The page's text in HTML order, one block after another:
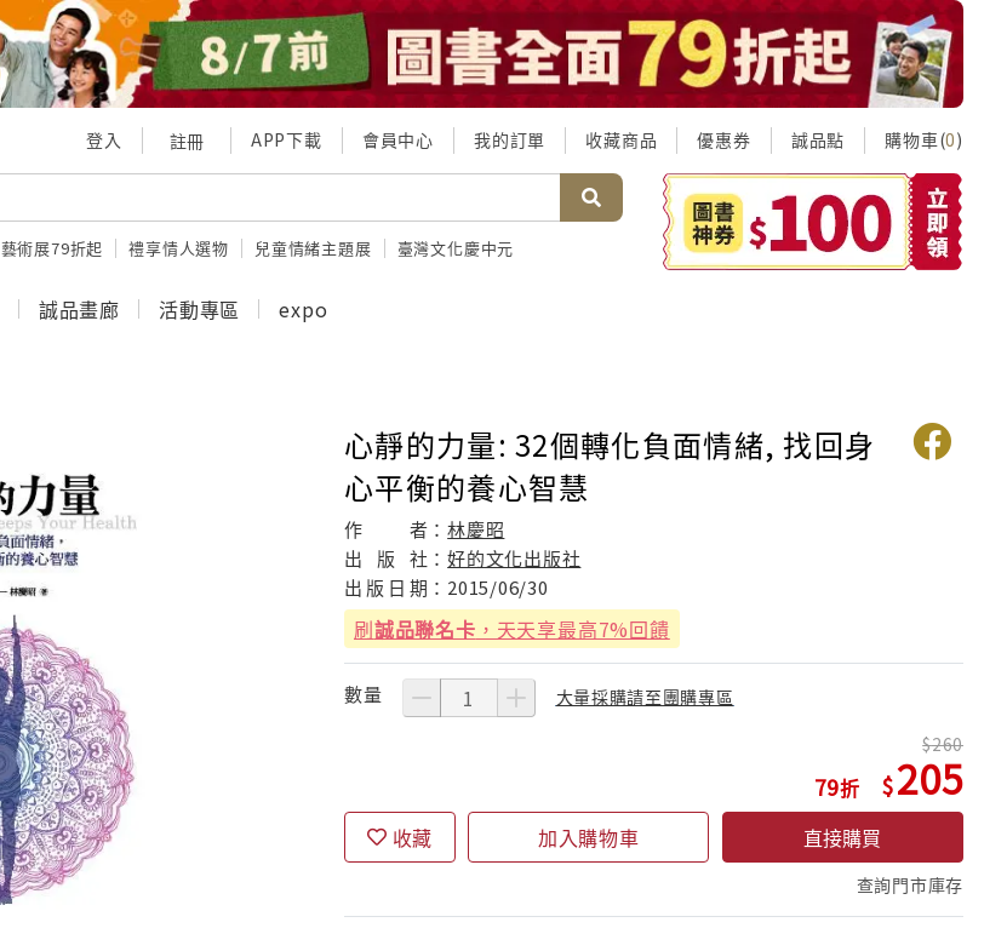
登入 註冊 APP下載 會員中心 我的訂單 收藏商品 優惠券 誠品點 購物車(0)
藝術展79折起 禮享情人選物 兒童情緒主題展 臺灣文化慶中元
誠品畫廊 活動專區 expo
心靜的力量: 32個轉化負面情緒, 找回身
心平衡的養心智慧
作 者：林慶昭
出
版 社：好的文化出版社
出 版 日 期： 2015/06/30
刷誠品聯名卡 ，天天享最高7%回饋
數量 大量採購請至團購專區
79
260
205
收藏 加入購物車 直接購買
查詢門市庫存